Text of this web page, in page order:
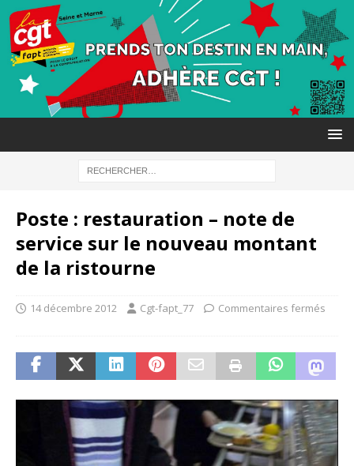
Poste : restauration – note de
service sur le nouveau montant
de la ristourne
14 décembre 2012 Cgt-fapt_77 Commentaires fermés